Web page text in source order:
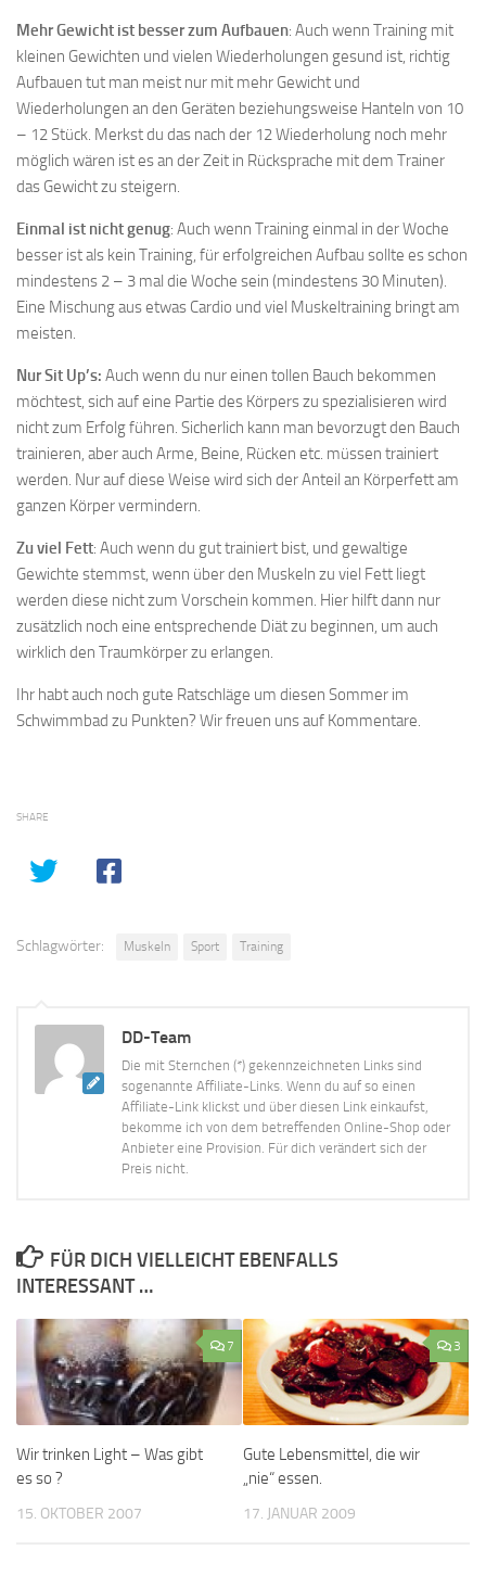
Mehr Gewicht ist besser zum Aufbauen: Auch wenn Training mit
kleinen Gewichten und vielen Wiederholungen gesund ist, richtig
Aufbauen tut man meist nur mit mehr Gewicht und
Wiederholungen an den Geräten beziehungsweise Hanteln von 10
– 12 Stück. Merkst du das nach der 12 Wiederholung noch mehr
möglich wären ist es an der Zeit in Rücksprache mit dem Trainer
das Gewicht zu steigern.
Einmal ist nicht genug: Auch wenn Training einmal in der Woche
besser ist als kein Training, für erfolgreichen Aufbau sollte es schon
mindestens 2 – 3 mal die Woche sein (mindestens 30 Minuten).
Eine Mischung aus etwas Cardio und viel Muskeltraining bringt am
meisten.
Nur Sit Up’s: Auch wenn du nur einen tollen Bauch bekommen
möchtest, sich auf eine Partie des Körpers zu spezialisieren wird
nicht zum Erfolg führen. Sicherlich kann man bevorzugt den Bauch
trainieren, aber auch Arme, Beine, Rücken etc. müssen trainiert
werden. Nur auf diese Weise wird sich der Anteil an Körperfett am
ganzen Körper vermindern.
Zu viel Fett: Auch wenn du gut trainiert bist, und gewaltige
Gewichte stemmst, wenn über den Muskeln zu viel Fett liegt
werden diese nicht zum Vorschein kommen. Hier hilft dann nur
zusätzlich noch eine entsprechende Diät zu beginnen, um auch
wirklich den Traumkörper zu erlangen.
Ihr habt auch noch gute Ratschläge um diesen Sommer im
Schwimmbad zu Punkten? Wir freuen uns auf Kommentare.
SHARE
Schlagwörter: Muskeln Sport Training
DD-Team
Die mit Sternchen (*) gekennzeichneten Links sind
sogenannte Affiliate-Links. Wenn du auf so einen
Affiliate-Link klickst und über diesen Link einkaufst,
bekomme ich von dem betreffenden Online-Shop oder
Anbieter eine Provision. Für dich verändert sich der
Preis nicht.
FÜR DICH VIELLEICHT EBENFALLS
INTERESSANT …
7
Wir trinken Light – Was gibt
es so ?
15. OKTOBER 2007
3
Gute Lebensmittel, die wir
„nie“ essen.
17. JANUAR 2009